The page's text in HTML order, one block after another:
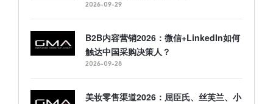
2026-09-29
B2B内容营销2026：微信+LinkedIn如何
触达中国采购决策人？
2026-09-28
美妆零售渠道2026：屈臣氏、丝芙兰、小